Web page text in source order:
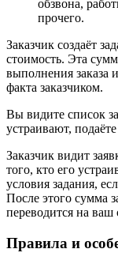
обзвона,
прочего.
Заказчик создаёт
стоимость. Эта
выполнения заказа
факта заказчиком.
Вы видите список
устраивают,
Заказчик видит
того, кто его
условия задания,
После этого сумма
переводится на ваш
Правила и